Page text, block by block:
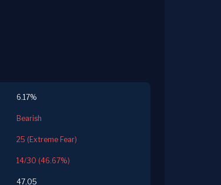
6.17%
Bearish
25 (Extreme Fear)
14/30 (46.67%)
47.05